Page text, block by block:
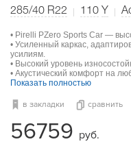
285/40 R22 110 Y
• Pirelli PZero Sports Car —
• Усиленный каркас,
усилиям.
• Высокий уровень
• Акустический комфорт на
Показать полностью
в закладки сравнить
56759 руб.